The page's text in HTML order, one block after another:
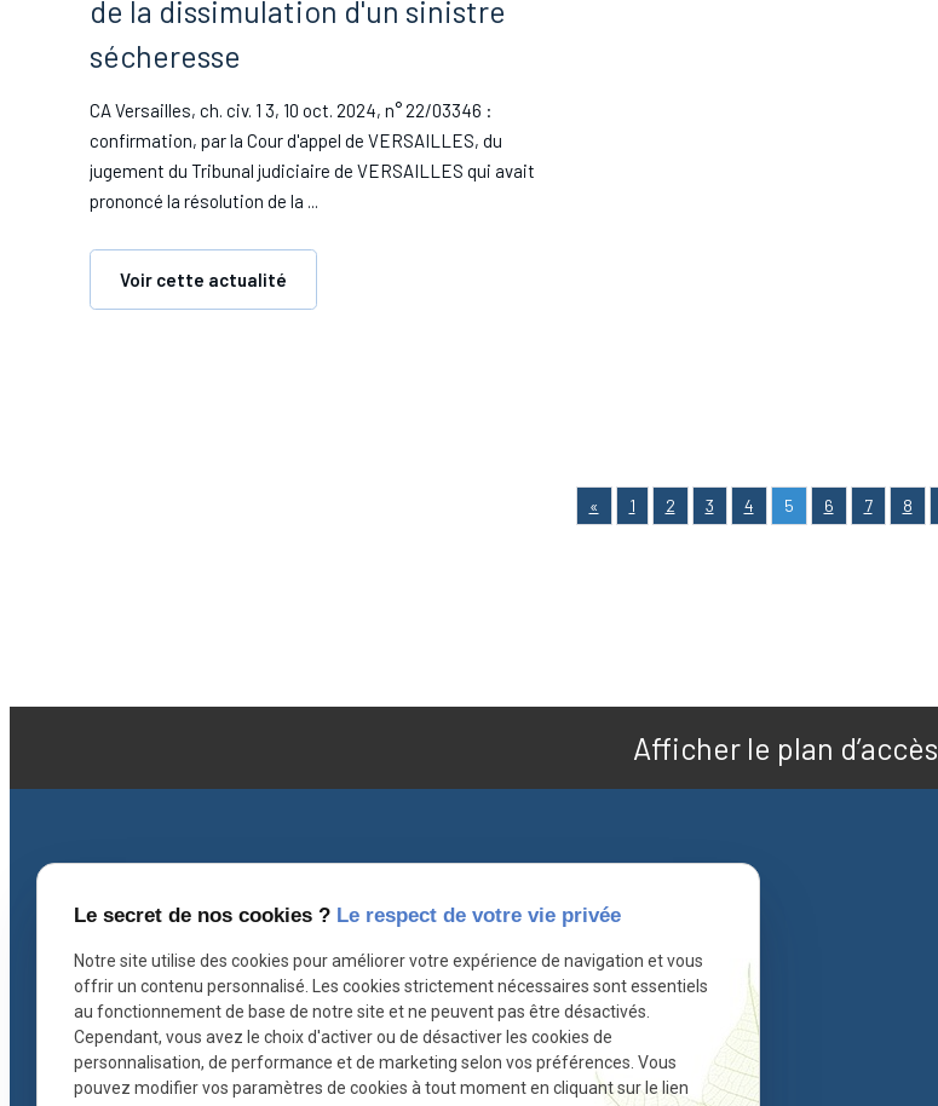
de la dissimulation d'un sinistre
sécheresse
CA Versailles, ch. civ. 1 3, 10 oct. 2024, n° 22/03346 :
confirmation, par la Cour d'appel de VERSAILLES, du
jugement du Tribunal judiciaire de VERSAILLES qui avait
prononcé la résolution de la ...
Voir cette actualité
« 1 2 3 4 5 6 7 8
Afficher le plan d’accès
Coordonnées
contact@ascb-avocat.fr
Informations
Accueil
Actualités
Le secret de nos cookies ? Le respect de votre vie privée
Notre site utilise des cookies pour améliorer votre expérience de navigation et vous
offrir un contenu personnalisé. Les cookies strictement nécessaires sont essentiels
au fonctionnement de base de notre site et ne peuvent pas être désactivés.
Cependant, vous avez le choix d'activer ou de désactiver les cookies de
personnalisation, de performance et de marketing selon vos préférences. Vous
pouvez modifier vos paramètres de cookies à tout moment en cliquant sur le lien